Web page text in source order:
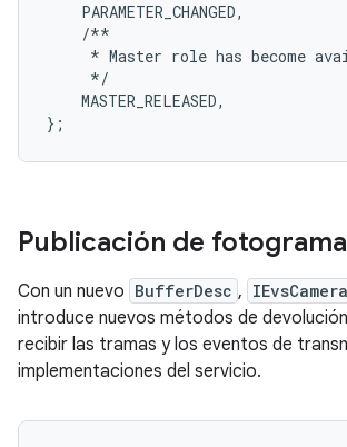
PARAMETER_CHANGED,
/**
* Master role has become
*/
MASTER_RELEASED,
};
Publicación de
Con un nuevo BufferDesc ,
introduce nuevos métodos de
recibir las tramas y los eventos de
implementaciones del servicio.